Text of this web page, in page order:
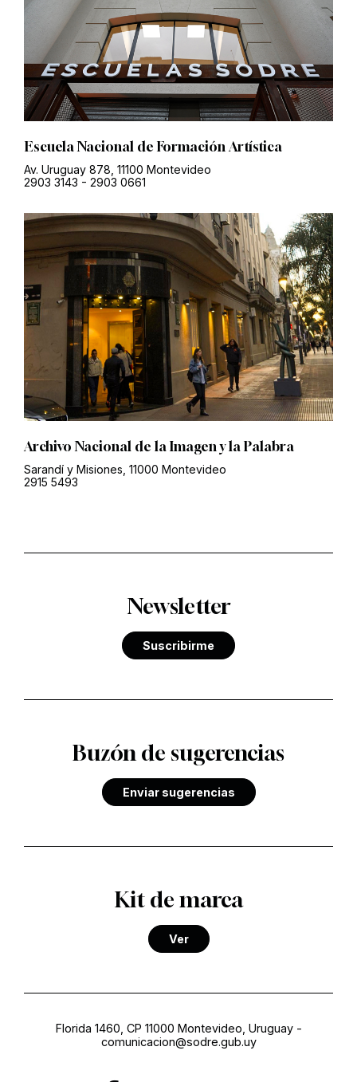
Escuela Nacional de Formación Artística
Av. Uruguay 878, 11100 Montevideo
2903 3143 - 2903 0661
Archivo Nacional de la Imagen y la Palabra
Sarandí y Misiones, 11000 Montevideo
2915 5493
Newsletter
Suscribirme
Buzón de sugerencias
Enviar sugerencias
Kit de marca
Ver
Florida 1460, CP 11000 Montevideo, Uruguay-
comunicacion@sodre.gub.uy